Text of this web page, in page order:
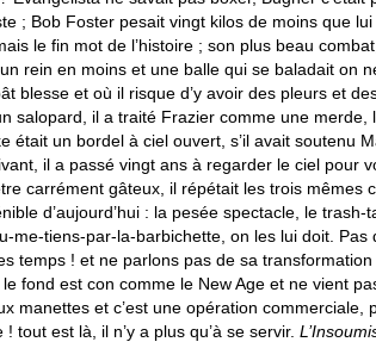
; Bob Foster pesait vingt kilos de moins que
le fin mot de l’histoire ; son plus beau
rein en moins et une balle qui se baladait on
blesse et où il risque d’y avoir des pleurs et
salopard, il a traité Frazier comme une merde,
était un bordel à ciel ouvert, s’il avait soutenu
il a passé vingt ans à regarder le ciel pour
carrément gâteux, il répétait les trois mêmes
d’aujourd’hui : la pesée spectacle, le
me-tiens-par-la-barbichette, on les lui doit.
temps ! et ne parlons pas de sa
fond est con comme le New Age et ne vient
manettes et c’est une opération commerciale,
! tout est là, il n’y a plus qu’à se servir.